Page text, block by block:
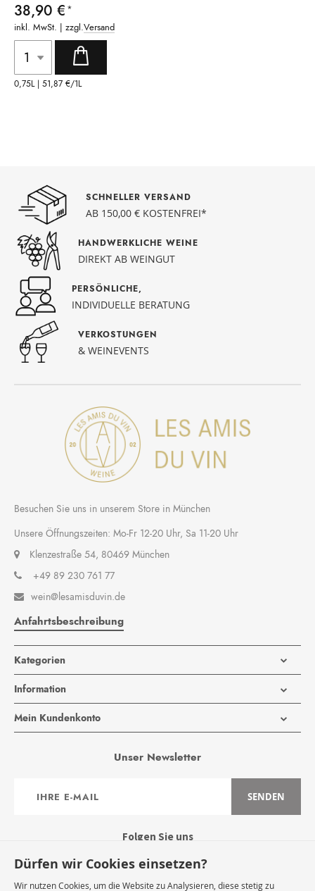
38,90 €
inkl. MwSt. | zzgl.Versand
0,75L | 51,87 €/1L
SCHNELLER VERSAND
AB 150,00 € KOSTENFREI*
HANDWERKLICHE WEINE
DIREKT AB WEINGUT
PERSÖNLICHE,
INDIVIDUELLE BERATUNG
VERKOSTUNGEN
& WEINEVENTS
Besuchen Sie uns in unserem Store in München
Unsere Öffnungszeiten: Mo-Fr 12-20 Uhr, Sa 11-20 Uhr
Klenzestraße 54, 80469 München
+49 89 230 761 77
 wein@lesamisduvin.de
Anfahrtsbeschreibung
Kategorien
Information
Mein Kundenkonto
Unser Newsletter
zum
SENDEN
Folgen Sie uns
Dürfen wir Cookies einsetzen?
Wir nutzen Cookies, um die Website zu Analysieren, diese stetig zu